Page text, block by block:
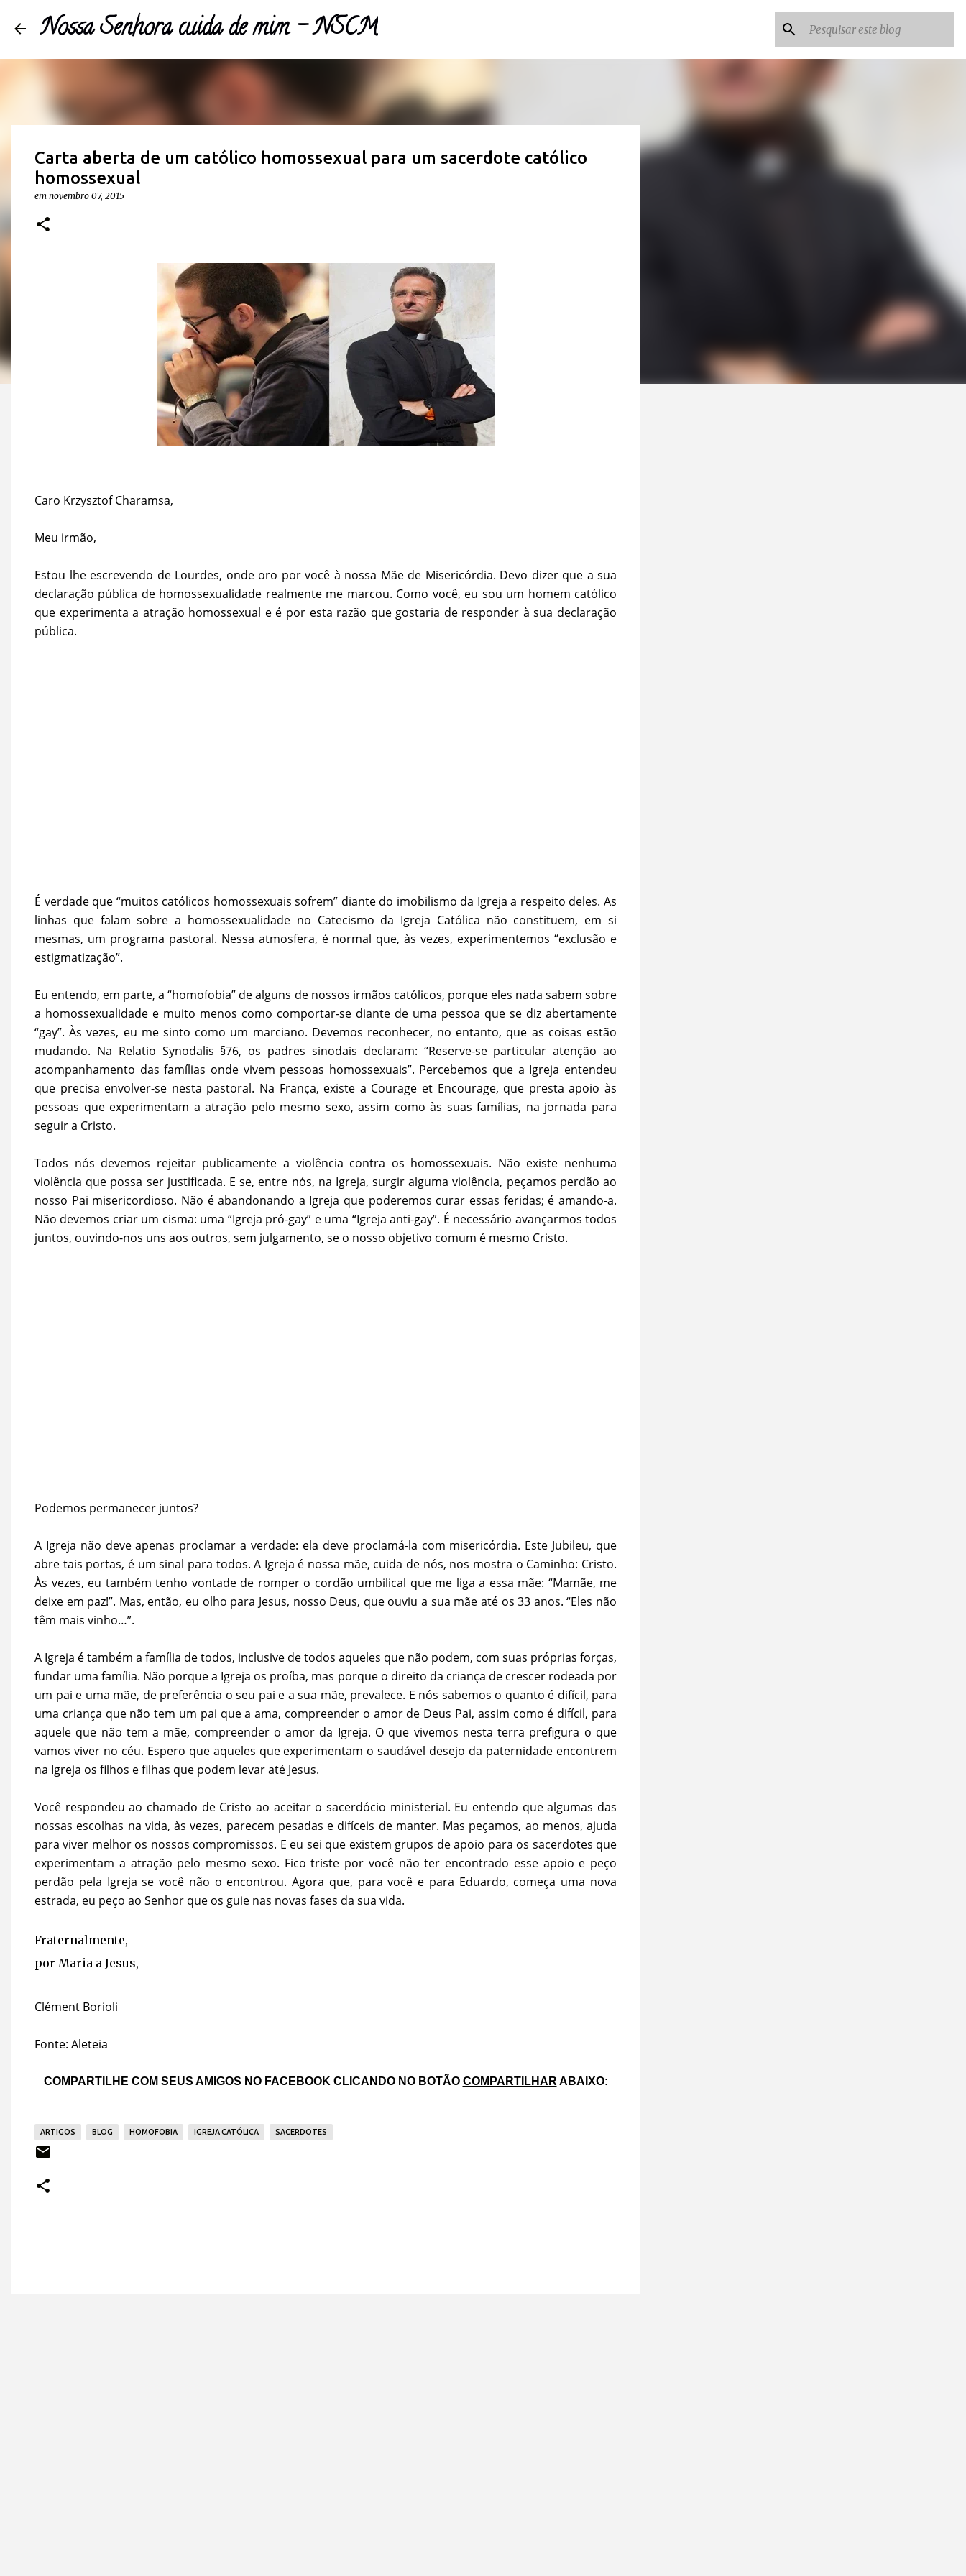
Nossa Senhora cuida de mim - NSCM
Carta aberta de um católico homossexual para um sacerdote católico
homossexual
em novembro 07, 2015
Caro Krzysztof Charamsa,
Meu irmão,
Estou lhe escrevendo de Lourdes, onde oro por você à nossa Mãe de Misericórdia. Devo dizer que a sua
declaração pública de homossexualidade realmente me marcou. Como você, eu sou um homem católico
que experimenta a atração homossexual e é por esta razão que gostaria de responder à sua declaração
pública.
É verdade que “muitos católicos homossexuais sofrem” diante do imobilismo da Igreja a respeito deles. As
linhas que falam sobre a homossexualidade no Catecismo da Igreja Católica não constituem, em si
mesmas, um programa pastoral. Nessa atmosfera, é normal que, às vezes, experimentemos “exclusão e
estigmatização”.
Eu entendo, em parte, a “homofobia” de alguns de nossos irmãos católicos, porque eles nada sabem sobre
a homossexualidade e muito menos como comportar-se diante de uma pessoa que se diz abertamente
“gay”. Às vezes, eu me sinto como um marciano. Devemos reconhecer, no entanto, que as coisas estão
mudando. Na Relatio Synodalis §76, os padres sinodais declaram: “Reserve-se particular atenção ao
acompanhamento das famílias onde vivem pessoas homossexuais”. Percebemos que a Igreja entendeu
que precisa envolver-se nesta pastoral. Na França, existe a Courage et Encourage, que presta apoio às
pessoas que experimentam a atração pelo mesmo sexo, assim como às suas famílias, na jornada para
seguir a Cristo.
Todos nós devemos rejeitar publicamente a violência contra os homossexuais. Não existe nenhuma
violência que possa ser justificada. E se, entre nós, na Igreja, surgir alguma violência, peçamos perdão ao
nosso Pai misericordioso. Não é abandonando a Igreja que poderemos curar essas feridas; é amando-a.
Não devemos criar um cisma: uma “Igreja pró-gay” e uma “Igreja anti-gay”. É necessário avançarmos todos
juntos, ouvindo-nos uns aos outros, sem julgamento, se o nosso objetivo comum é mesmo Cristo.
Podemos permanecer juntos?
A Igreja não deve apenas proclamar a verdade: ela deve proclamá-la com misericórdia. Este Jubileu, que
abre tais portas, é um sinal para todos. A Igreja é nossa mãe, cuida de nós, nos mostra o Caminho: Cristo.
Às vezes, eu também tenho vontade de romper o cordão umbilical que me liga a essa mãe: “Mamãe, me
deixe em paz!”. Mas, então, eu olho para Jesus, nosso Deus, que ouviu a sua mãe até os 33 anos. “Eles não
têm mais vinho…”.
A Igreja é também a família de todos, inclusive de todos aqueles que não podem, com suas próprias forças,
fundar uma família. Não porque a Igreja os proíba, mas porque o direito da criança de crescer rodeada por
um pai e uma mãe, de preferência o seu pai e a sua mãe, prevalece. E nós sabemos o quanto é difícil, para
uma criança que não tem um pai que a ama, compreender o amor de Deus Pai, assim como é difícil, para
aquele que não tem a mãe, compreender o amor da Igreja. O que vivemos nesta terra prefigura o que
vamos viver no céu. Espero que aqueles que experimentam o saudável desejo da paternidade encontrem
na Igreja os filhos e filhas que podem levar até Jesus.
Você respondeu ao chamado de Cristo ao aceitar o sacerdócio ministerial. Eu entendo que algumas das
nossas escolhas na vida, às vezes, parecem pesadas e difíceis de manter. Mas peçamos, ao menos, ajuda
para viver melhor os nossos compromissos. E eu sei que existem grupos de apoio para os sacerdotes que
experimentam a atração pelo mesmo sexo. Fico triste por você não ter encontrado esse apoio e peço
perdão pela Igreja se você não o encontrou. Agora que, para você e para Eduardo, começa uma nova
estrada, eu peço ao Senhor que os guie nas novas fases da sua vida.
Fraternalmente,
por Maria a Jesus,
Clément Borioli
Fonte: Aleteia
COMPARTILHE COM SEUS AMIGOS NO FACEBOOK CLICANDO NO BOTÃO COMPARTILHAR ABAIXO:
ARTIGOS BLOG HOMOFOBIA IGREJA CATÓLICA SACERDOTES